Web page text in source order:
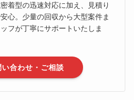
着型の迅速対応に加え、見積り
心。少量の回収から大型案件ま
フが丁寧にサポートいたしま
い合わせ・ご相談